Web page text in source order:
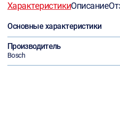
ХарактеристикиОписание
Основные характеристики
Производитель
Bosch